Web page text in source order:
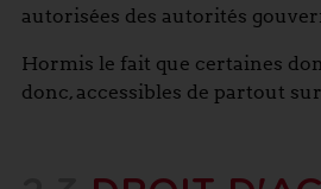
autorisées des autorités
Hormis le fait que certaines
donc, accessibles de partout